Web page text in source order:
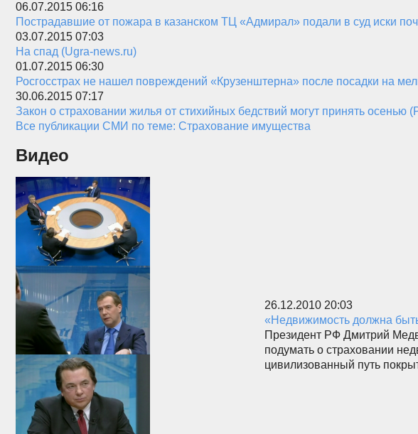
06.07.2015 06:16
Пострадавшие от пожара в казанском ТЦ «Адмирал» подали в суд иски
03.07.2015 07:03
На спад (Ugra-news.ru)
01.07.2015 06:30
Росгосстрах не нашел повреждений «Крузенштерна» после посадки на
30.06.2015 07:17
Закон о страховании жилья от стихийных бедствий могут принять осенью
Все публикации СМИ по теме: Страхование имущества
Видео
26.12.2010 20:03
«Недвижимость должна
Президент РФ Дмитрий
подумать о страховании
цивилизованный путь